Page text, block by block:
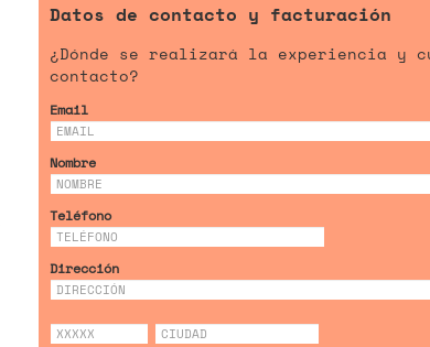
Datos de contacto y facturación
¿Dónde se realizará la experiencia y
contacto?
Email
Nombre
Teléfono
Dirección